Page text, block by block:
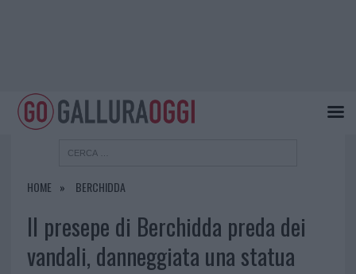
HOME BERCHIDDA
Il presepe di Berchidda preda dei
vandali, danneggiata una statua